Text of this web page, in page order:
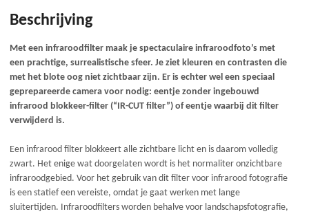
Beschrijving
Met een infraroodfilter maak je spectaculaire infraroodfoto’s met
een prachtige, surrealistische sfeer. Je ziet kleuren en contrasten die
met het blote oog niet zichtbaar zijn. Er is echter wel een speciaal
geprepareerde camera voor nodig: eentje zonder ingebouwd
infrarood blokkeer-filter (“IR-CUT filter”) of eentje waarbij dit filter
verwijderd is.
Een infrarood filter blokkeert alle zichtbare licht en is daarom volledig
zwart. Het enige wat doorgelaten wordt is het normaliter onzichtbare
infraroodgebied. Voor het gebruik van dit filter voor infrarood fotografie
is een statief een vereiste, omdat je gaat werken met lange
sluitertijden. Infraroodfilters worden behalve voor landschapsfotografie,